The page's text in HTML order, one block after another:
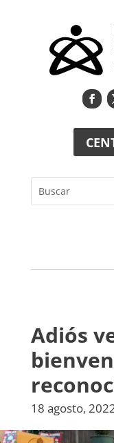
Buscar
Adiós
18 agosto,